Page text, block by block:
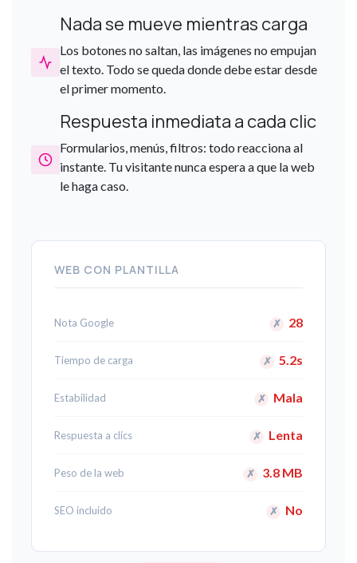
Nada se mueve mientras carga
Los botones no saltan, las imágenes no empujan
el texto. Todo se queda donde debe estar desde
el primer momento.
Respuesta inmediata a cada clic
Formularios, menús, filtros: todo reacciona al
instante. Tu visitante nunca espera a que la web
le haga caso.
WEB CON PLANTILLA
Nota Google ✗ 28
Tiempo de carga ✗ 5.2s
Estabilidad ✗ Mala
Respuesta a clics ✗ Lenta
Peso de la web ✗ 3.8 MB
SEO incluido ✗ No